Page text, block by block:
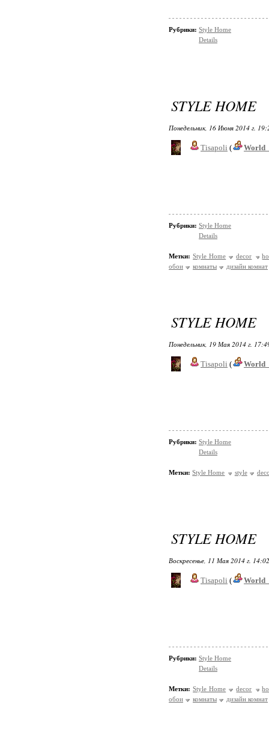
Рубрики: Style Home
Details
STYLE HOME
Понедельник, 16 Июня 2014 г.
Tisapoli (
Рубрики: Style Home
Details
Метки: Style Home decor
обои
комнаты дизайн комнат
STYLE HOME
Понедельник, 19 Мая 2014 г.
Tisapoli (
Рубрики: Style Home
Details
Метки: Style Home style
STYLE HOME
Воскресенье, 11 Мая 2014 г.
Tisapoli (
Рубрики: Style Home
Details
Метки: Style Home decor
обои
комнаты дизайн комнат